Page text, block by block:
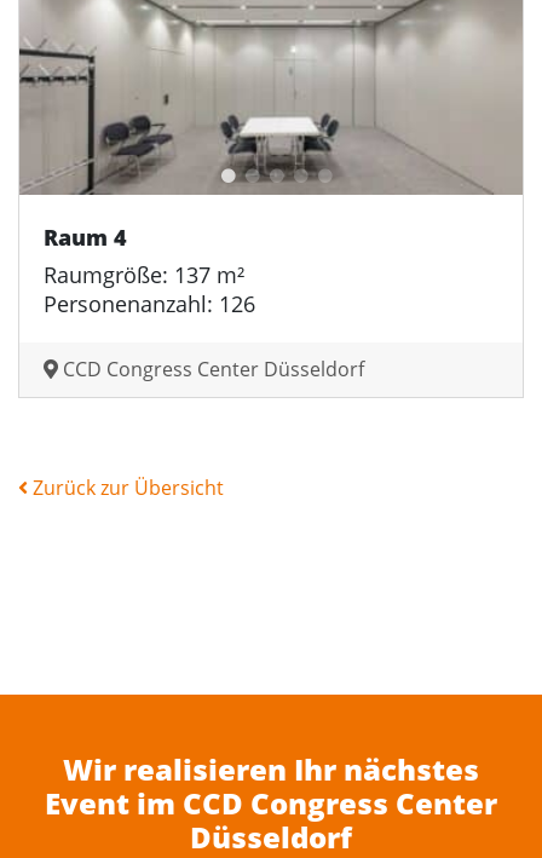
Raum 4
Raumgröße: 137 m²
Personenanzahl: 126
CCD Congress Center Düsseldorf
Zurück zur Übersicht
Wir realisieren Ihr nächstes
Event im CCD Congress Center
Düsseldorf